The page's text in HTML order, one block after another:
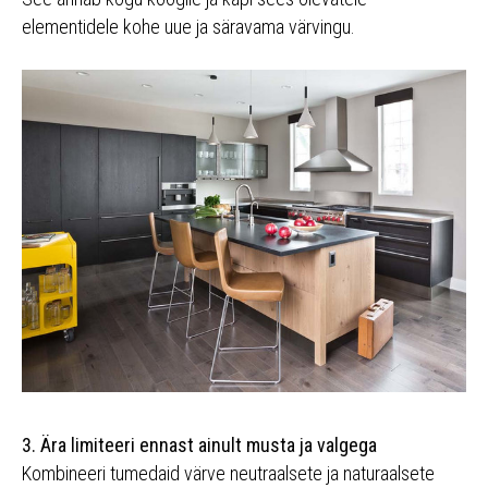
elementidele kohe uue ja säravama värvingu.
3. Ära limiteeri ennast ainult musta ja valgega
Kombineeri tumedaid värve neutraalsete ja naturaalsete